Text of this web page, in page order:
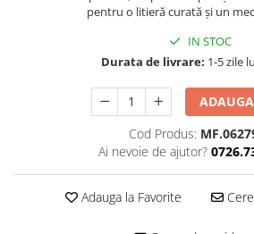
Cuști și Genți
Hrană Uscată Pisică
pentru o litieră curată și un
IN STOC
Durata de livrare: 1-5 zile
Cod Produs:
Ai nevoie de ajutor?
Adauga la Favorite